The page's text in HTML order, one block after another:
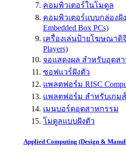
คอมพิวเตอร์ในโมดูล
คอมพิวเตอร์แบบกล่องฝัง
Embedded Box PCs)
เครื่องเล่นป้ายโฆษณาดิจิ
Players)
จอแสดงผล สำหรับอุตส
ซอฟแวร์ฝังตัว
แพลตฟอร์ม RISC
แพลตฟอร์ม สำหรับเกมส์
เมนบอร์ดอุตสาหกรรม
โมดูลแบบฝังตัว
Applied Computing (Design &